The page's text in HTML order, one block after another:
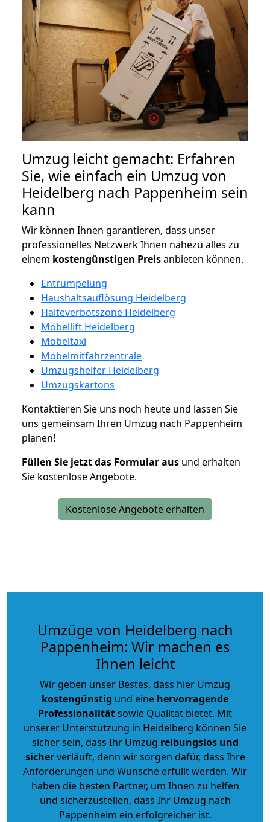
Umzug leicht gemacht: Erfahren
Sie, wie einfach ein Umzug von
Heidelberg nach Pappenheim sein
kann
Wir können Ihnen garantieren, dass unser
professionelles Netzwerk Ihnen nahezu alles zu
einem kostengünstigen Preisanbieten können.
Entrümpelung
Haushaltsauflösung Heidelberg
Halteverbotszone Heidelberg
Möbellift Heidelberg
Möbeltaxi
Möbelmitfahrzentrale
Umzugshelfer Heidelberg
Umzugskartons
Kontaktieren Sie uns noch heute und lassen Sie
uns gemeinsam Ihren Umzug nach Pappenheim
planen!
Füllen Sie jetzt das Formular aus und erhalten
Sie kostenlose Angebote.
Kostenlose Angebote erhalten
Umzüge von Heidelberg nach
Pappenheim: Wir machen es
Ihnen leicht
Wir geben unser Bestes, dass hier Umzug
kostengünstig und eine hervorragende
Professionalitätsowie Qualität bietet. Mit
unserer Unterstützung in Heidelberg können Sie
sicher sein, dass Ihr Umzug reibungslos und
sicherverläuft, denn wir sorgen dafür, dass Ihre
Anforderungen und Wünsche erfüllt werden. Wir
haben die besten Partner, um Ihnen zu helfen
und sicherzustellen, dass Ihr Umzug nach
Pappenheim ein erfolgreicher ist.